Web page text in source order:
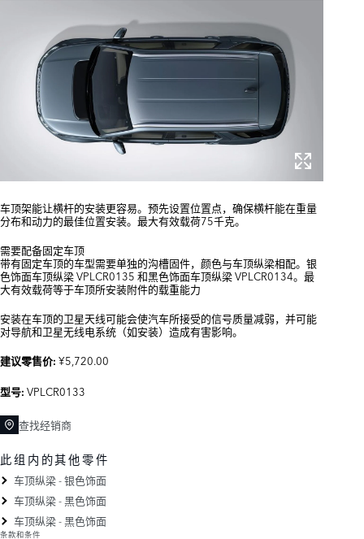
车顶架能让横杆的安装更容易。预先设置位置点，确保横杆能在重量
分布和动力的最佳位置安装。最大有效载荷75千克。
需要配备固定车顶
带有固定车顶的车型需要单独的沟槽固件，颜色与车顶纵梁相配。银
色饰面车顶纵梁 VPLCR0135 和黑色饰面车顶纵梁 VPLCR0134。最
大有效载荷等于车顶所安装附件的载重能力
安装在车顶的卫星天线可能会使汽车所接受的信号质量减弱，并可能
对导航和卫星无线电系统（如安装）造成有害影响。
建议零售价: ¥5,720.00
型号: VPLCR0133
查找经销商
此组内的其他零件
车顶纵梁 - 银色饰面
车顶纵梁 - 黑色饰面
车顶纵梁 - 黑色饰面
条款和条件